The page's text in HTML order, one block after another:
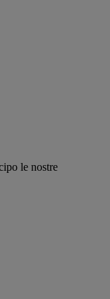
le nostre